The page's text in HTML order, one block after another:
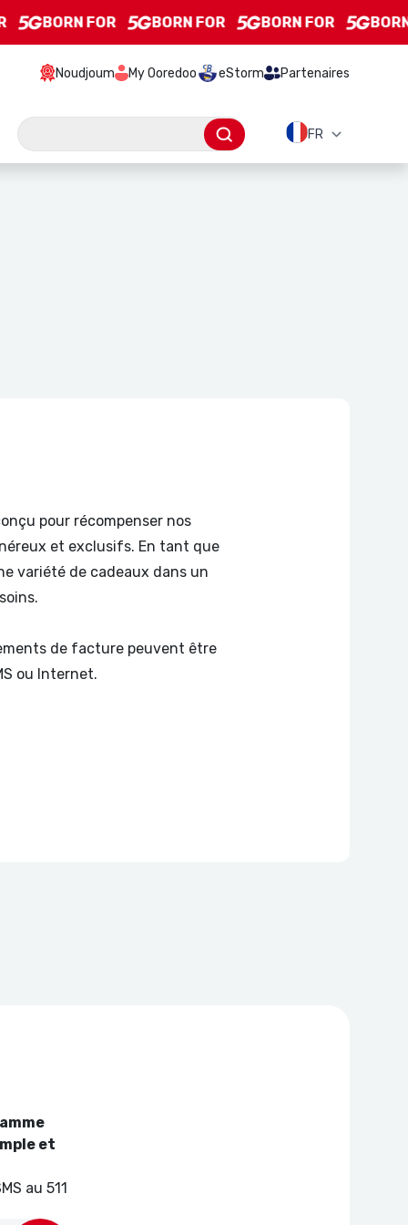
BORN FOR BORN FOR BORN FOR BORN
Noudjoum My Ooredoo eStorm Partenaires
Barre de recherche
pour récompenser nos
et exclusifs. En tant que
variété de cadeaux dans un
de facture peuvent être
ou Internet.
et
au 511